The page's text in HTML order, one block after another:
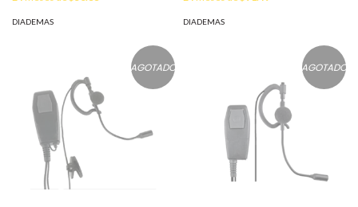
SPM-1400
DIADEMAS
40GT/ 40GS/ 40G. MOD:
SPM-1410
DIADEMAS
AGOTADO AGOTADO